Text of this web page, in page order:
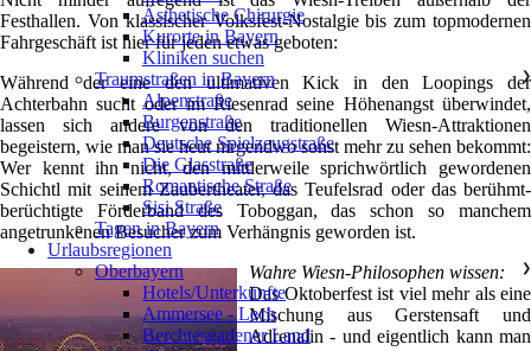
Festhallen. Von klassischer Volksfest-Nostalgie bis zum topmodernen
Fahrgeschäft ist hier für jeden etwas geboten:
Während der eine den ultimativen Kick in den Loopings der
Achterbahn sucht oder im Riesenrad seine Höhenangst überwindet,
lassen sich andere von den traditionellen Wiesn-Attraktionen
begeistern, wie man sie heut nirgendwo sonst mehr zu sehen bekommt:
Wer kennt ihn nicht, den mittlerweile sprichwörtlich gewordenen
Schichtl mit seinem Zaubertheater, das Teufelsrad oder das berühmt-
berüchtigte Förderband des Toboggan, das schon so manchem
angetrunkenen Besucher zum Verhängnis geworden ist.
Wahre Wiesn-Philosophen wissen:
Das Oktoberfest ist viel mehr als eine
Mischung aus Gerstensaft und
Adrenalin - und eigentlich kann man
Ästhetische Chirurgie
Kurorte in Bayern
Kliniken suchen
Traumstraßen in Bayern
❯
Alpenstraße
Burgenstraße
Deutsche Spielzeugstraße
Die Glasstraße
Romantische Straße
Sisi Straße
Tagen in Bayern
Urlaubsregionen
Oberbayern
❯
Hotels/Unterkünfte
Ammersee - Lech
Berchtesgadener Land